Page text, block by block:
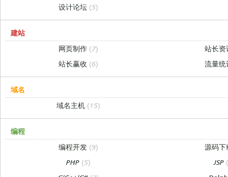
设计论坛 (5)
建站
网页制作 (7)
站长
站长赢收 (6) 流量
域名
域名主机 (15)
编程
编程开发 (9)
源码
PHP (5) JSP